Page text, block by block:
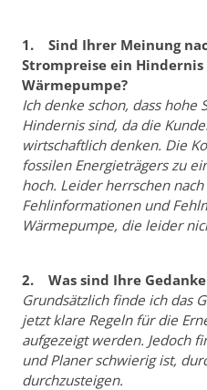
1. Sind Ihrer Meinung
Strompreise ein
Wärmepumpe?
Ich denke schon, dass
Hindernis sind, da die
wirtschaftlich denken. Die
fossilen Energieträgers zu
hoch. Leider herrschen
Fehlinformationen und
Wärmepumpe, die leider
2. Was sind Ihre
Grundsätzlich finde ich das
jetzt klare Regeln für die
aufgezeigt werden. Jedoch
und Planer schwierig ist,
durchzusteigen.